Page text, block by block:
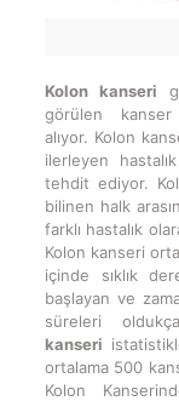
Kolon kanseri
görülen
alıyor. Kolon
ilerleyen
tehdit ediyor.
bilinen halk
farklı hastalık
Kolon kanseri
içinde sıklık
başlayan ve
süreleri
kanseri
ortalama 500
Kolon